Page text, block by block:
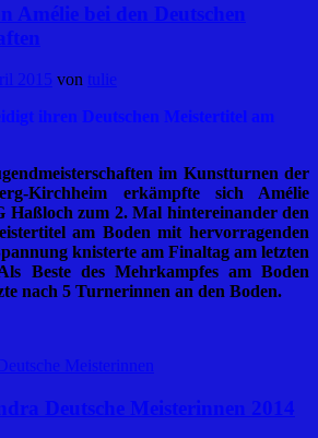
Amélie bei den Deutschen
2015 von
tulie
ihren Deutschen Meistertitel am
im Kunstturnen der
Kirchheim erkämpfte sich Amélie
Haßloch zum 2. Mal hintereinander den
am Boden mit hervorragenden
knisterte am Finaltag am letzten
Beste des Mehrkampfes am Boden
nach 5 Turnerinnen an den Boden.
Meisterinnen
Deutsche Meisterinnen 2014